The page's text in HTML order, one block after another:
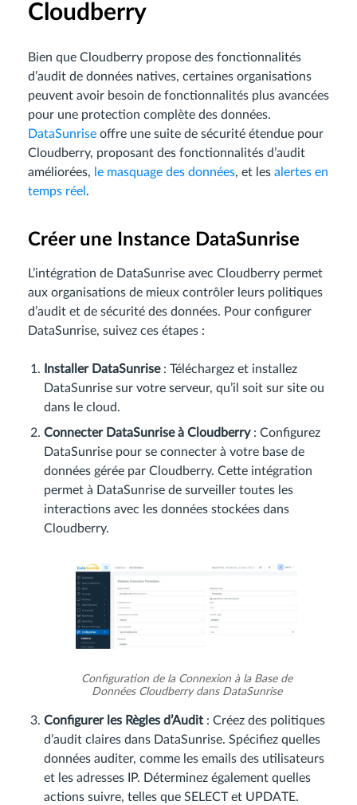
Cloudberry
Bien que Cloudberry propose des fonctionnalités
d’audit de données natives, certaines organisations
peuvent avoir besoin de fonctionnalités plus avancées
pour une protection complète des données.
DataSunrise offre une suite de sécurité étendue pour
Cloudberry, proposant des fonctionnalités d’audit
améliorées, le masquage des données, et les alertes en
temps réel .
Créer une Instance DataSunrise
L’intégration de DataSunrise avec Cloudberry permet
aux organisations de mieux contrôler leurs politiques
d’audit et de sécurité des données. Pour configurer
DataSunrise, suivez ces étapes :
Installer DataSunrise: Téléchargez et installez
DataSunrise sur votre serveur, qu’il soit sur site ou
dans le cloud.
Connecter DataSunrise à Cloudberry: Configurez
DataSunrise pour se connecter à votre base de
données gérée par Cloudberry. Cette intégration
permet à DataSunrise de surveiller toutes les
interactions avec les données stockées dans
Cloudberry.
Configuration de la Connexion à la Base de
Données Cloudberry dans DataSunrise
Configurer les Règles d’Audit : Créez des politiques
d’audit claires dans DataSunrise. Spécifiez quelles
données auditer, comme les emails des utilisateurs
et les adresses IP. Déterminez également quelles
actions suivre, telles que SELECT et UPDATE.